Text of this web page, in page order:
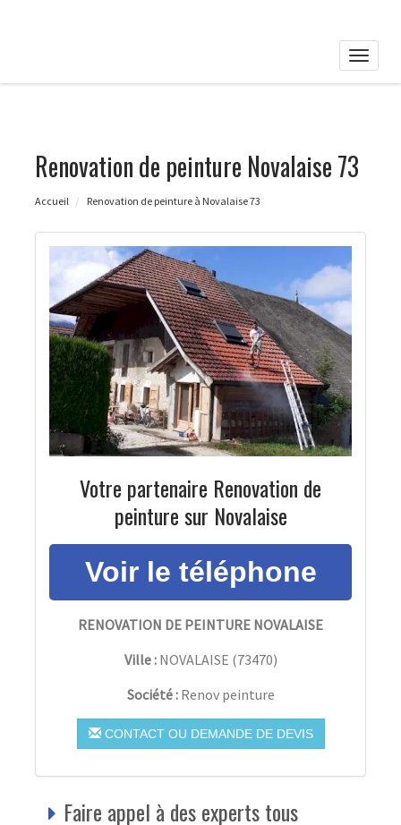
Toggle
Renovation de peinture Novalaise 73
Accueil Renovation de peinture à Novalaise 73
Votre partenaire Renovation de
peinture sur Novalaise
RENOVATION DE PEINTURE NOVALAISE
Ville : NOVALAISE (73470)
Société : Renov peinture
CONTACT OU DEMANDE DE DEVIS
Faire appel à des experts tous